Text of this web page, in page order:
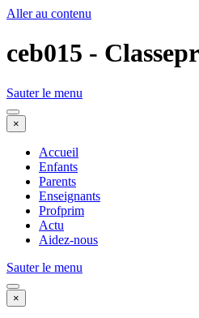
Aller au contenu
ceb015 -
Sauter le menu
×
Accueil
Enfants
Parents
Enseignants
Profprim
Actu
Aidez-nous
Sauter le menu
×